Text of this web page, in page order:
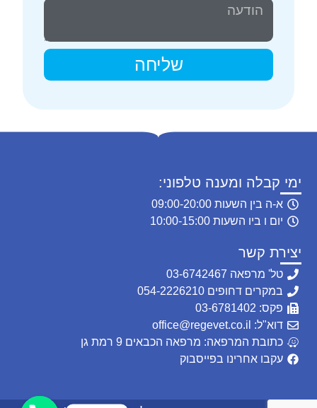
שליחה
יצירת קשר
טל' מרפאה 03-6742467
במקרים דחופים 054-2226210
פקס: 03-6781402
דוא"ל: office@regevet.co.il
כתובת המרפאה: מרפאה הכבאים 9 רמת גן
עקבו אחרינו בפייסבוק
ימי קבלה ומענה טלפוני:
א-ה בין השעות 09:00-20:00
יום ו ביו השעות 10:00-15:00